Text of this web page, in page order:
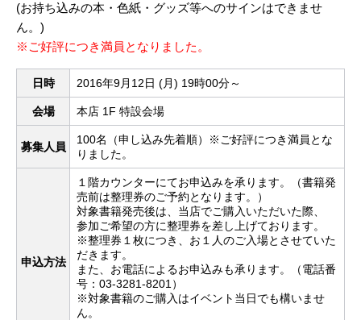
(お持ち込みの本・色紙・グッズ等へのサインはできませ
ん。)
※ご好評につき満員となりました。
日時 2016年9月12日 (月) 19時00分～
会場 本店 1F 特設会場
募集人員
100名（申し込み先着順）※ご好評につき満員とな
りました。
申込方法
１階カウンターにてお申込みを承ります。（書籍発
売前は整理券のご予約となります。）
対象書籍発売後は、当店でご購入いただいた際、
参加ご希望の方に整理券を差し上げております。
※整理券１枚につき、お１人のご入場とさせていた
だきます。
また、お電話によるお申込みも承ります。（電話番
号：03-3281-8201）
※対象書籍のご購入はイベント当日でも構いませ
ん。